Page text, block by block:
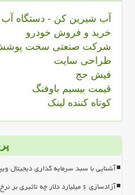
آب شیرین کن - دستگاه
خرید و فروش خودرو
شرکت صنعتی سخت
طراحی سایت
فیش حج
قیمت بیسیم باوفنگ
کوتاه کننده لینک
آشنایی با سبد سرمایه گذاری دیجیتال
آزادسازی ۶ میلیارد دلار چه تاثیری بر نرخ دلار و معیشت مردم دارد؟